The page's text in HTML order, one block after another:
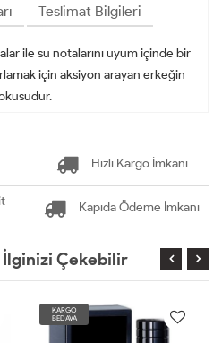
Teslimat Bilgileri
ile su notalarını uyum içinde bir
için aksiyon arayan erkeğin
Hızlı Kargo İmkanı
Kapıda Ödeme İmkanı
Çekebilir
KARGO
BEDAVA